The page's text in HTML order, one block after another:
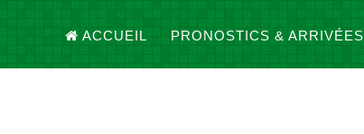
ACCUEIL PRONOSTICS & ARRIVÉES